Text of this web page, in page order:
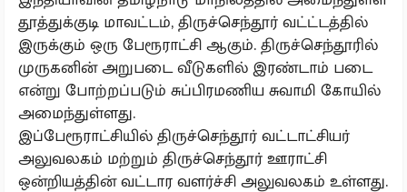
தூத்துக்குடி மாவட்டம், திருச்செந்தூர் வட்ட்டத்தில்
இருக்கும் ஒரு பேரூராட்சி ஆகும். திருச்செந்தூரில்
முருகனின் அறுபடை வீடுகளில் இரண்டாம் படை
என்று போற்றப்படும் சுப்பிரமணிய சுவாமி கோயில்
அமைந்துள்ளது.
இப்பேரூராட்சியில் திருச்செந்தூர் வட்டாட்சியர்
அலுவலகம் மற்றும் திருச்செந்தூர் ஊராட்சி
ஒன்றியத்தின் வட்டார வளர்ச்சி அலுவலகம் உள்ளது.